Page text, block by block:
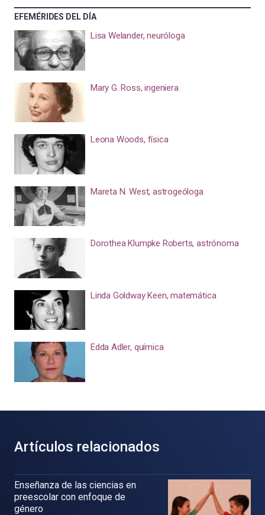
EFEMÉRIDES DEL DÍA
Lisa Welander, neuróloga
Mary G. Ross, ingeniera
Leona Woods, física
Mareta N. West, astrogeóloga
Dorothea Klumpke Roberts, astrónoma
Linda Goldway Keen, matemática
Edda Adler, química
Artículos relacionados
Enseñanza de las ciencias en
preescolar con enfoque de
género